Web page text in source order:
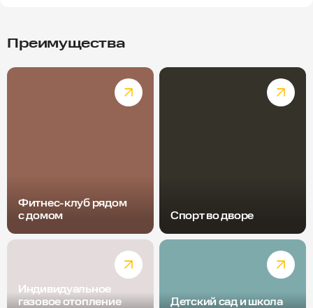
Преимущества
Фитнес-клуб рядом
с домом
Спорт во дворе
Индивидуальное
газовое отопление
Детский сад и школа